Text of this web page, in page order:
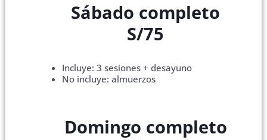
Sábado completo
S/75
Incluye: 3 sesiones + desayuno
No incluye: almuerzos
Domingo completo